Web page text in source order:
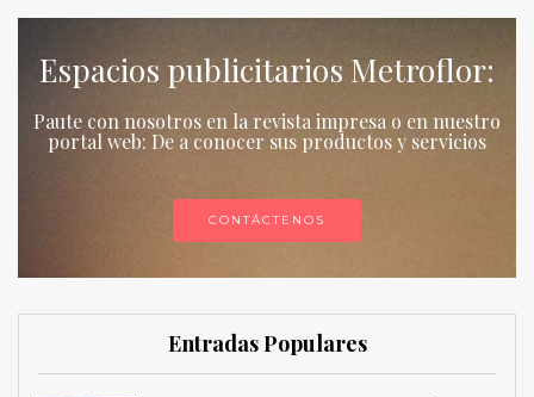
Espacios publicitarios Metroflor:
Paute con nosotros en la revista impresa o en nuestro
portal web: De a conocer sus productos y servicios
CONTÁCTENOS
Entradas Populares